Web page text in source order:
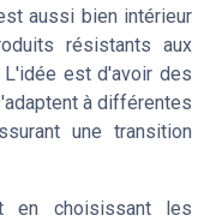
aussi bien intérieur
résistants aux
L'idée est d'avoir des
à différentes
une transition
en choisissant les